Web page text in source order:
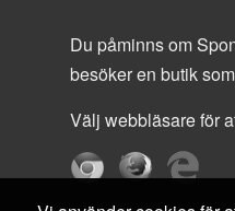
Du påminns om
besöker en butik
Välj webbläsare för